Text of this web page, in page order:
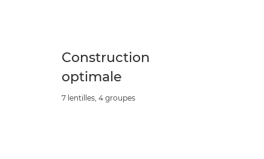
Construction
optimale
7 lentilles, 4 groupes